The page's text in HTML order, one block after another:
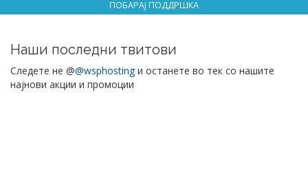
ПОБАРАЈ ПОДДРШКА
Наши последни твитови
Следете не @@wsphostingи останете во тек со нашите
најнови акции и промоции